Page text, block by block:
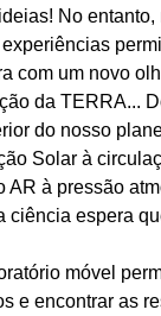
No
com um novo
da TERRA...
do nosso
Solar à
AR à pressão
ciência espera
móvel
e encontrar as